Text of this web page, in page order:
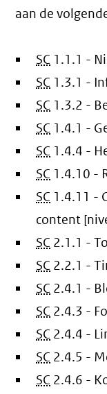
aan de
SC 1.1.1 -
SC 1.3.1 -
SC 1.3.2 -
SC 1.4.1 -
SC 1.4.4 -
SC 1.4.10 -
SC 1.4.11 -
content
SC 2.1.1 -
SC 2.2.1 -
SC 2.4.1 -
SC 2.4.3 -
SC 2.4.4 -
SC 2.4.5 -
SC 2.4.6 -